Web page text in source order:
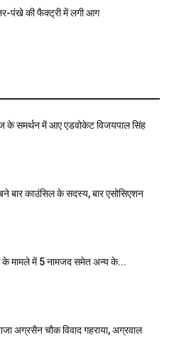
पंखे की फैक्ट्री में लगी आग
के समर्थन में आए एडवोकेट विजयपाल सिंह
बने बार काउंसिल के सदस्य, बार एसोसिएशन
के मामले में 5 नामजद समेत अन्य के...
अग्रसैन चौक विवाद गहराया, अग्रवाल